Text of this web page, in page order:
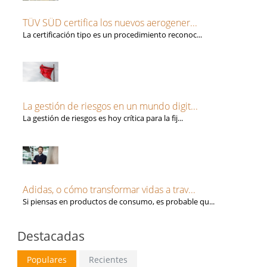
TÜV SÜD certifica los nuevos aerogener...
La certificación tipo es un procedimiento reconoc...
La gestión de riesgos en un mundo digit...
La gestión de riesgos es hoy crítica para la fij...
Adidas, o cómo transformar vidas a trav...
Si piensas en productos de consumo, es probable qu...
Destacadas
Populares Recientes